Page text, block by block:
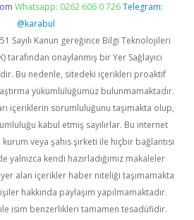
Whatsapp: 0262 606 0 726 Telegram:
@karabul
Sayılı Kanun gereğince Bilgi Teknolojileri
tarafından onaylanmış bir Yer Sağlayıcı
Bu nedenle, sitedeki içerikleri proaktif
yükümlülüğümüz bulunmamaktadır.
içeriklerin sorumluluğunu taşımakta olup,
kabul etmiş sayılırlar. Bu internet
veya şahıs şirketi ile hiçbir bağlantısı
yalnızca kendi hazırladığımız makaleler
alan içerikler haber niteliği taşımamakta
hakkında paylaşım yapılmamaktadır.
isim benzerlikleri tamamen tesadüfidir.